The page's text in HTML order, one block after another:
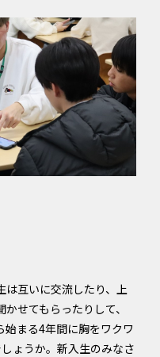
は互いに交流したり、上
せてもらったりして、
始まる4年間に胸をワクワ
ょうか。新入生のみなさ